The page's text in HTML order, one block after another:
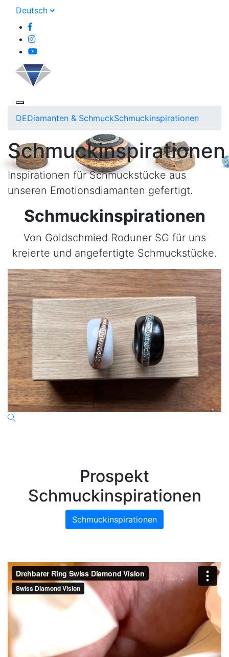
Deutsch
DEDiamanten & SchmuckSchmuckinspirationen
Schmuckinspirationen
Inspirationen für Schmuckstücke aus
unseren Emotionsdiamanten gefertigt.
Schmuckinspirationen
Von Goldschmied Roduner SG für uns
kreierte und angefertigte Schmuckstücke.
Prospekt
Schmuckinspirationen
Schmuckinspirationen